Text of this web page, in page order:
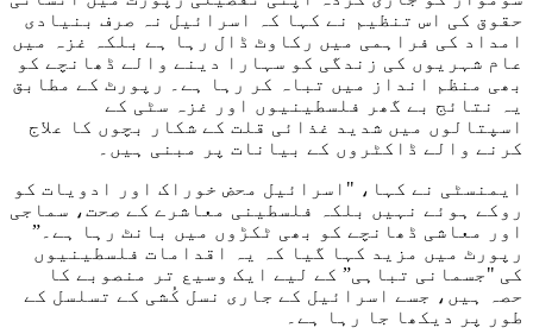
حقوق کی اس تنظیم نے کہا کہ اسرائیل نہ صرف بنیادی
امداد کی فراہمی میں رکاوٹ ڈال رہا ہے بلکہ غزہ میں
عام شہریوں کی زندگی کو سہارا دینے والے ڈھانچے کو
بھی منظم انداز میں تباہ کر رہا ہے۔ رپورٹ کے مطابق
یہ نتائج بے گھر فلسطینیوں اور غزہ سٹی کے
اسپتالوں میں شدید غذائی قلت کے شکار بچوں کا علاج
کرنے والے ڈاکٹروں کے بیانات پر مبنی ہیں۔
ایمنسٹی نے کہا، "اسرائیل محض خوراک اور ادویات کو
روکے ہوئے نہیں بلکہ فلسطینی معاشرے کے صحت، سماجی
اور معاشی ڈھانچے کو بھی ٹکڑوں میں بانٹ رہا ہے۔”
رپورٹ میں مزید کہا گیا کہ یہ اقدامات فلسطینیوں
کی "جسمانی تباہی” کے لیے ایک وسیع تر منصوبے کا
حصہ ہیں، جسے اسرائیل کے جاری نسل کُشی کے تسلسل کے
طور پر دیکھا جا رہا ہے۔